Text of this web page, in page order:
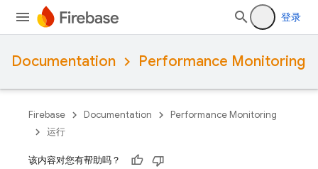
登录
Documentation Performance Monitoring
Firebase Documentation
Performance Monitoring
运行
该内容对您有帮助吗？